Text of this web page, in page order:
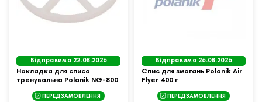
Відправимо 22.08.2026
Накладка для списа
тренувальна Polanik NG-800
ПЕРЕДЗАМОВЛЕННЯ
Відправимо 26.08.2026
Спис для змагань Polanik Air
Flyer 400 г
ПЕРЕДЗАМОВЛЕННЯ